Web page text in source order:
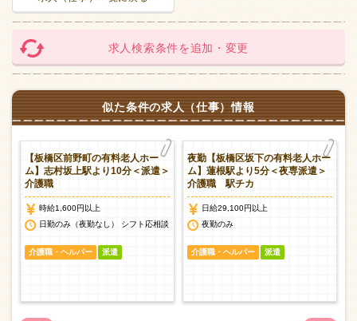
求人検索条件を追加・変更
似た条件の求人（仕事）情報
【板橋区前野町の有料老人ホー
ム】志村坂上駅より10分＜派遣＞
介護職
時給1,600円以上
日勤のみ（夜勤なし） シフト応相談
介護職・ヘルパー 派遣
夜勤【板橋区坂下の有料老人ホー
ム】蓮根駅より5分＜夜専派遣＞
介護職 駅チカ
日給29,100円以上
夜勤のみ
介護職・ヘルパー 派遣